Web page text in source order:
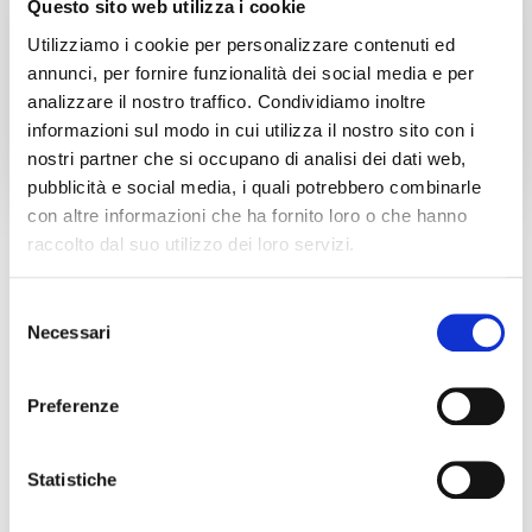
Questo sito web utilizza i cookie
Utilizziamo i cookie per personalizzare contenuti ed
annunci, per fornire funzionalità dei social media e per
analizzare il nostro traffico. Condividiamo inoltre
informazioni sul modo in cui utilizza il nostro sito con i
nostri partner che si occupano di analisi dei dati web,
pubblicità e social media, i quali potrebbero combinarle
con altre informazioni che ha fornito loro o che hanno
raccolto dal suo utilizzo dei loro servizi.
delNecessari
Preferenze
Statistiche
Capire le esigenze dei nostri clienti e proporre
soluzioni innovative e attuali.